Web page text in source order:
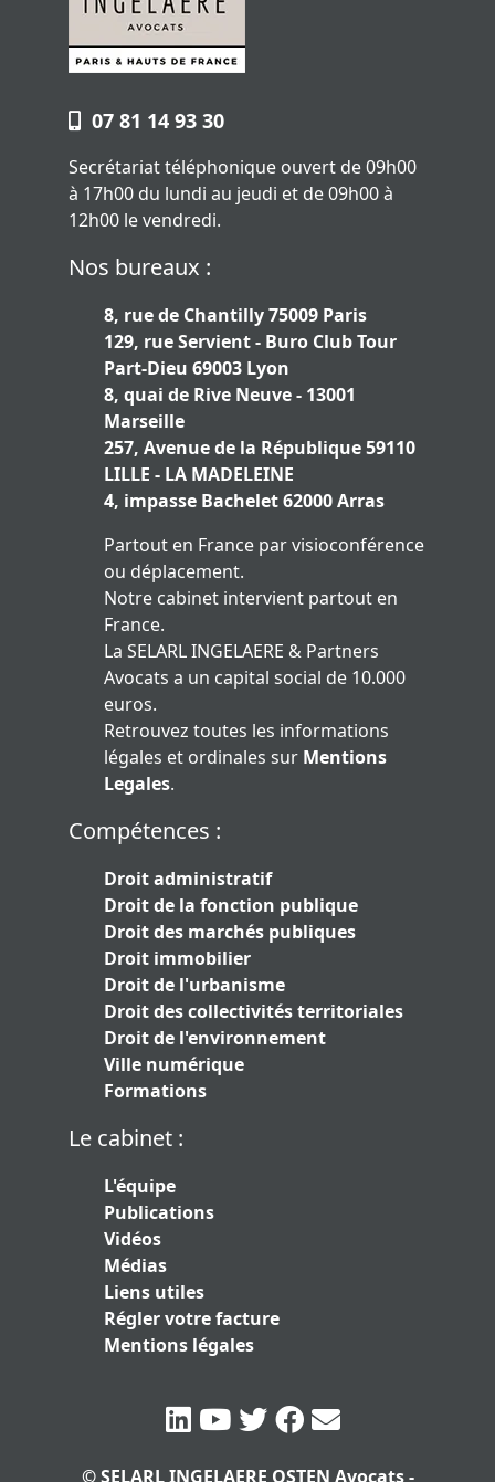
07 81 14 93 30
Secrétariat téléphonique ouvert de 09h00
à 17h00 du lundi au jeudi et de 09h00 à
12h00 le vendredi.
Nos bureaux :
8, rue de Chantilly 75009 Paris
129, rue Servient - Buro Club Tour
Part-Dieu 69003 Lyon
8, quai de Rive Neuve - 13001
Marseille
257, Avenue de la République 59110
LILLE - LA MADELEINE
4, impasse Bachelet 62000 Arras
Partout en France par visioconférence
ou déplacement.
Notre cabinet intervient partout en
France.
La SELARL INGELAERE & Partners
Avocats a un capital social de 10.000
euros.
Retrouvez toutes les informations
légales et ordinales sur Mentions
Legales.
Compétences :
Droit administratif
Droit de la fonction publique
Droit des marchés publiques
Droit immobilier
Droit de l'urbanisme
Droit des collectivités territoriales
Droit de l'environnement
Ville numérique
Formations
Le cabinet :
L'équipe
Publications
Vidéos
Médias
Liens utiles
Régler votre facture
Mentions légales
© SELARL INGELAERE OSTEN Avocats -